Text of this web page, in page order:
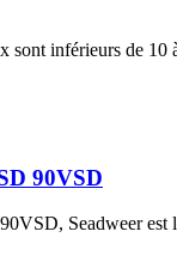
inférieurs de 10
90VSD
Seadweer